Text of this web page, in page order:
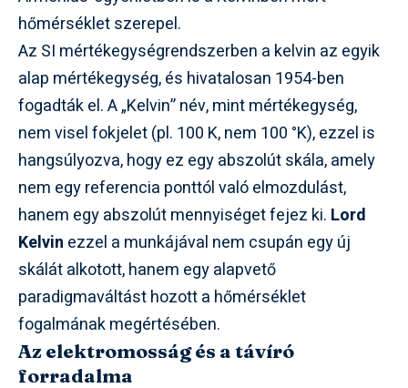
hőmérséklet szerepel.
Az SI mértékegységrendszerben a kelvin az egyik
alap mértékegység, és hivatalosan 1954-ben
fogadták el. A „Kelvin” név, mint mértékegység,
nem visel fokjelet (pl. 100 K, nem 100 °K), ezzel is
hangsúlyozva, hogy ez egy abszolút skála, amely
nem egy referencia ponttól való elmozdulást,
hanem egy abszolút mennyiséget fejez ki. Lord
Kelvin ezzel a munkájával nem csupán egy új
skálát alkotott, hanem egy alapvető
paradigmaváltást hozott a hőmérséklet
fogalmának megértésében.
Az elektromosság és a távíró
forradalma